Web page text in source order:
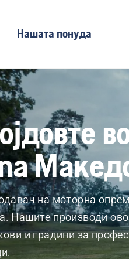
Нашата понуда
на моторна
Нашите производи
и градини за